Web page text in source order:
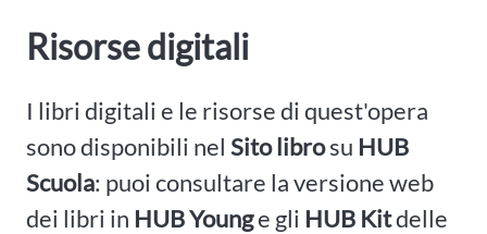
Risorse digitali
I libri digitali e le risorse di quest'opera
sono disponibili nel Sito librosu HUB
Scuola: puoi consultare la versione web
dei libri in HUB Younge gli HUB Kitdelle